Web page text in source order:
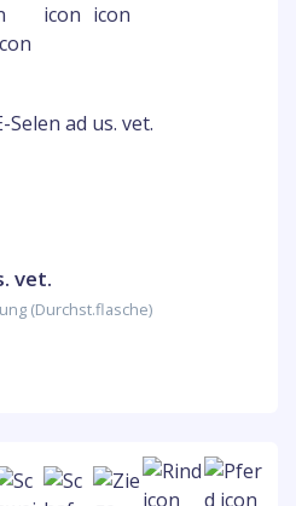
vet.
(Durchst.flasche)